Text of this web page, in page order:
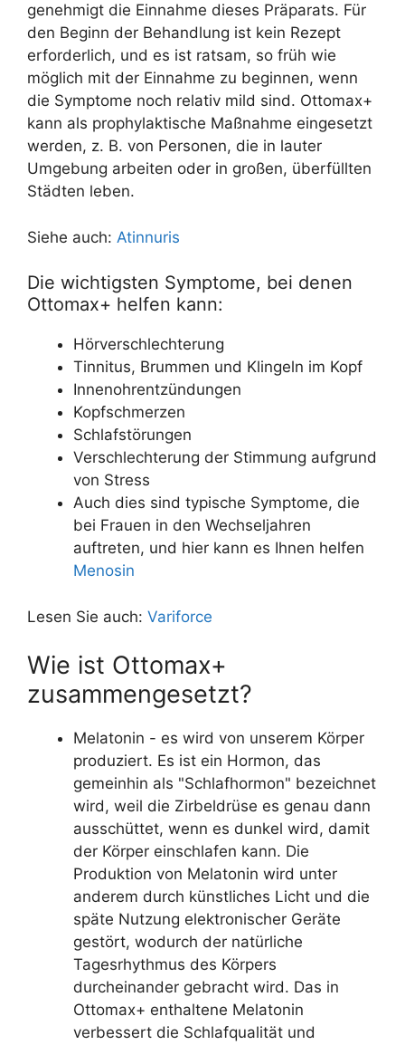
genehmigt die Einnahme dieses Präparats. Für
den Beginn der Behandlung ist kein Rezept
erforderlich, und es ist ratsam, so früh wie
möglich mit der Einnahme zu beginnen, wenn
die Symptome noch relativ mild sind. Ottomax+
kann als prophylaktische Maßnahme eingesetzt
werden, z. B. von Personen, die in lauter
Umgebung arbeiten oder in großen, überfüllten
Städten leben.
Siehe auch: Atinnuris
Die wichtigsten Symptome, bei denen
Ottomax+ helfen kann:
Hörverschlechterung
Tinnitus, Brummen und Klingeln im Kopf
Innenohrentzündungen
Kopfschmerzen
Schlafstörungen
Verschlechterung der Stimmung aufgrund
von Stress
Auch dies sind typische Symptome, die
bei Frauen in den Wechseljahren
auftreten, und hier kann es Ihnen helfen
Menosin
Lesen Sie auch: Variforce
Wie ist Ottomax+
zusammengesetzt?
Melatonin - es wird von unserem Körper
produziert. Es ist ein Hormon, das
gemeinhin als "Schlafhormon" bezeichnet
wird, weil die Zirbeldrüse es genau dann
ausschüttet, wenn es dunkel wird, damit
der Körper einschlafen kann. Die
Produktion von Melatonin wird unter
anderem durch künstliches Licht und die
späte Nutzung elektronischer Geräte
gestört, wodurch der natürliche
Tagesrhythmus des Körpers
durcheinander gebracht wird. Das in
Ottomax+ enthaltene Melatonin
verbessert die Schlafqualität und